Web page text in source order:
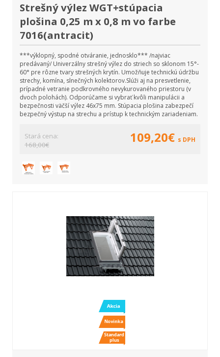
Strešný výlez WGT+stúpacia
plošina 0,25 m x 0,8 m vo farbe
7016(antracit)
***výklopný, spodné otváranie, jednosklo*** /najviac
predávaný/ Univerzálny strešný výlez do striech so sklonom 15°-
60° pre rôzne tvary strešných krytín. Umožňuje technickú údržbu
strechy, komína, slnečných kolektorov.Slúži aj na presvetlenie,
prípadné vetranie podkrovného nevykurovaného priestoru (v
dvoch polohách). Odporúčame si vybrať kvôli manipulácii a
bezpečnosti väčší výlez 46x75 mm. Stúpacia plošina zabezpečí
bezpečný výstup na strechu a prístup k technickým zariadeniam.
Stará cena:
168,00€
109,20€ s DPH